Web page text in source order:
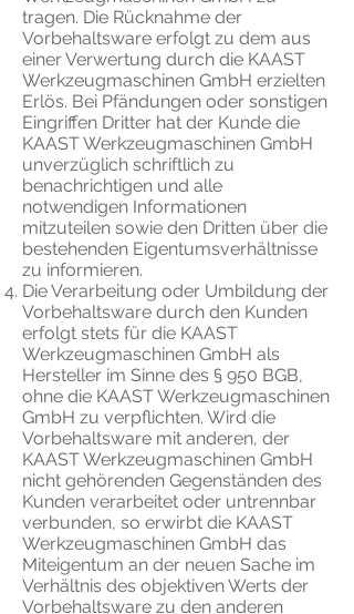
tragen. Die Rücknahme der
Vorbehaltsware erfolgt zu dem aus
einer Verwertung durch die KAAST
Werkzeugmaschinen GmbH erzielten
Erlös. Bei Pfändungen oder sonstigen
Eingriffen Dritter hat der Kunde die
KAAST Werkzeugmaschinen GmbH
unverzüglich schriftlich zu
benachrichtigen und alle
notwendigen Informationen
mitzuteilen sowie den Dritten über die
bestehenden Eigentumsverhältnisse
zu informieren.
Die Verarbeitung oder Umbildung der
Vorbehaltsware durch den Kunden
erfolgt stets für die KAAST
Werkzeugmaschinen GmbH als
Hersteller im Sinne des § 950 BGB,
ohne die KAAST Werkzeugmaschinen
GmbH zu verpflichten. Wird die
Vorbehaltsware mit anderen, der
KAAST Werkzeugmaschinen GmbH
nicht gehörenden Gegenständen des
Kunden verarbeitet oder untrennbar
verbunden, so erwirbt die KAAST
Werkzeugmaschinen GmbH das
Miteigentum an der neuen Sache im
Verhältnis des objektiven Werts der
Vorbehaltsware zu den anderen